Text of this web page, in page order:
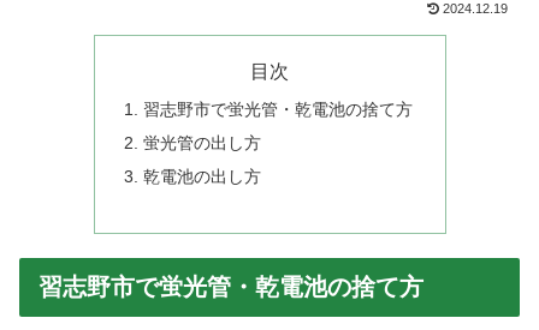
2024.12.19
目次
習志野市で蛍光管・乾電池の捨て方
蛍光管の出し方
乾電池の出し方
習志野市で蛍光管・乾電池の捨て方